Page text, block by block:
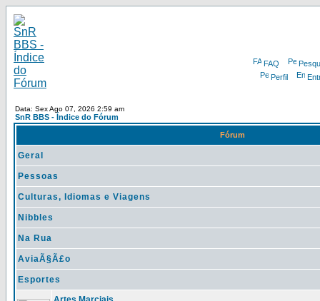
FAQ
Perfil
Data: Sex Ago 07, 2026 2:59 am
SnR BBS - Índice do Fórum
Fórum
Geral
Pessoas
Culturas, Idiomas e Viagens
Nibbles
Na Rua
AviaÃ§Ã£o
Esportes